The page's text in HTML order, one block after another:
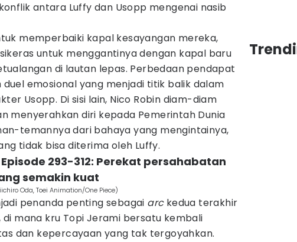
antara Luffy dan Usopp mengenai nasib
memperbaiki kapal kesayangan mereka,
untuk menggantinya dengan kapal baru
di lautan lepas. Perbedaan pendapat
emosional yang menjadi titik balik dalam
Usopp. Di sisi lain, Nico Robin diam-diam
menyerahkan diri kepada Pemerintah Dunia
temannya dari bahaya yang mengintainya,
tidak bisa diterima oleh Luffy.
Episode 293-312: Perekat persahabatan
semakin kuat
Oda, Toei Animation/One Piece)
penanda penting sebagai arckedua terakhir
mana kru Topi Jerami bersatu kembali
dan kepercayaan yang tak tergoyahkan.